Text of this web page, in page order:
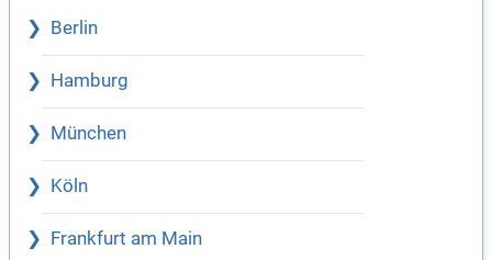
Berlin
Hamburg
München
Köln
Frankfurt am Main